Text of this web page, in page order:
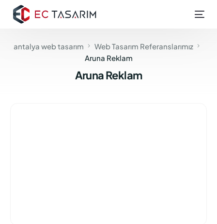
antalya web tasarım
Web Tasarım Referanslarımız
Aruna Reklam
Aruna Reklam